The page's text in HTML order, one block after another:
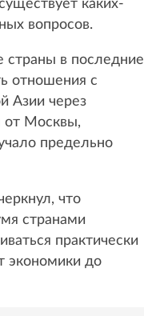
каких-
вопросов.
страны в последние
отношения с
Азии через
от Москвы,
предельно
что
странами
практически
экономики до